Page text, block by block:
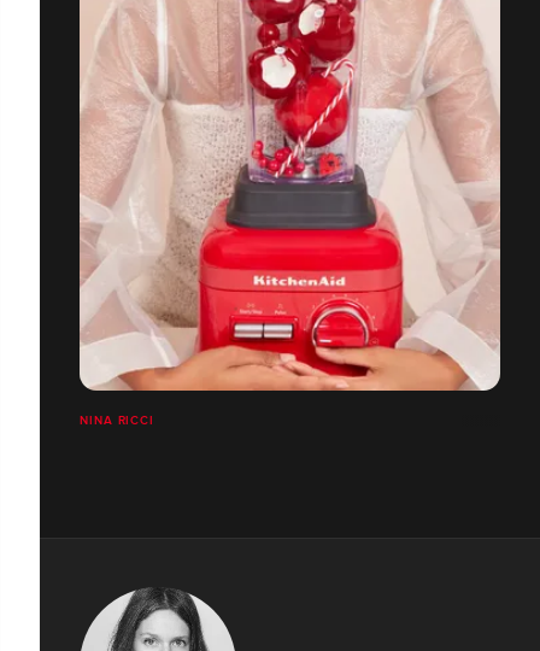
NINA RICCI